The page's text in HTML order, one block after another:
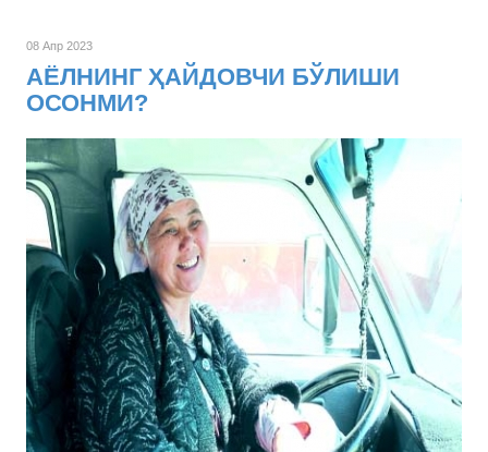
08 Апр 2023
АЁЛНИНГ ҲАЙДОВЧИ БЎЛИШИ
ОСОНМИ?